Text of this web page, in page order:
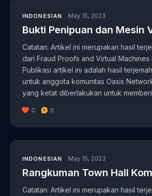
INDONESIAN May 15, 2023
Bukti Penipuan dan Mesin
Catatan: Artikel ini merupakan hasil
dari Fraud Proofs and Virtual Machines
Publikasi artikel ini adalah hasil
untuk anggota komunitas Oasis
yang ketat diberlakukan untuk
0 0
INDONESIAN May 15, 2023
Rangkuman Town Hall
Catatan: Artikel ini merupakan hasil